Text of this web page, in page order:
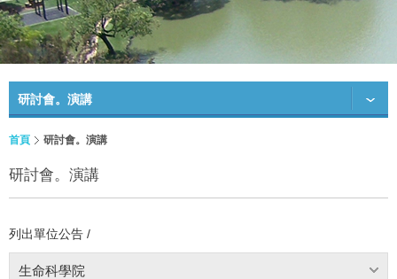
研討會。演講
首頁 研討會。演講
研討會。演講
列出單位公告 /
生命科學院